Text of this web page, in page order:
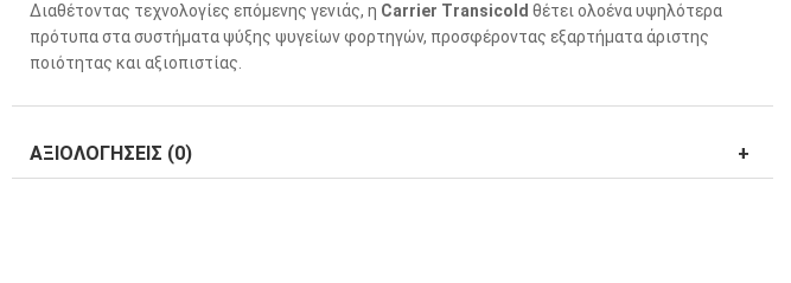
Διαθέτοντας τεχνολογίες επόμενης γενιάς, η Carrier Transicold θέτει ολοένα υψηλότερα
πρότυπα στα συστήματα ψύξης ψυγείων φορτηγών, προσφέροντας εξαρτήματα άριστης
ποιότητας και αξιοπιστίας.
ΑΞΙΟΛΟΓΉΣΕΙΣ (0)